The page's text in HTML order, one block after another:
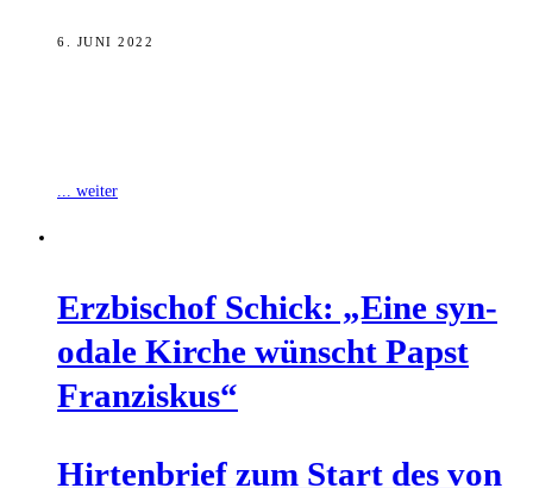
6. JUNI 2022
... weiter
Erz­bi­schof Schick: „Eine syn­
oda­le Kir­che wünscht Papst
Franziskus“
Hir­ten­brief zum Start des von